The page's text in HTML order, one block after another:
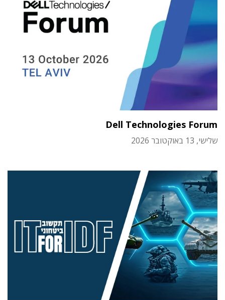
Dell Technologies Forum
שלישי, 13 באוקטובר 2026